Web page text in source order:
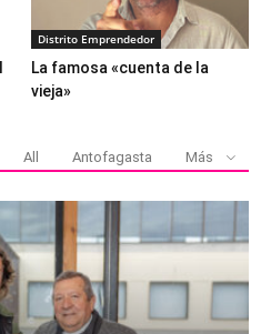
Distrito Emprendedor
La famosa «cuenta de la
vieja»
All Antofagasta Más